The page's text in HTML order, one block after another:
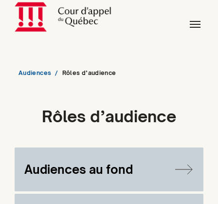
Skip to main content
Skip to page footer
You are here:
Audiences Rôles d’audience
Rôles d’audience
Audiences au fond